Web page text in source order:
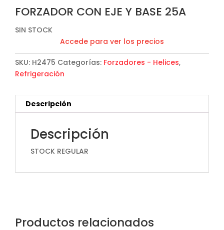
FORZADOR CON EJE Y BASE 25A
SIN STOCK
Accede para ver los precios
SKU: H2475 Categorías: Forzadores - Helices,
Refrigeración
Descripción
Descripción
STOCK REGULAR
Productos relacionados